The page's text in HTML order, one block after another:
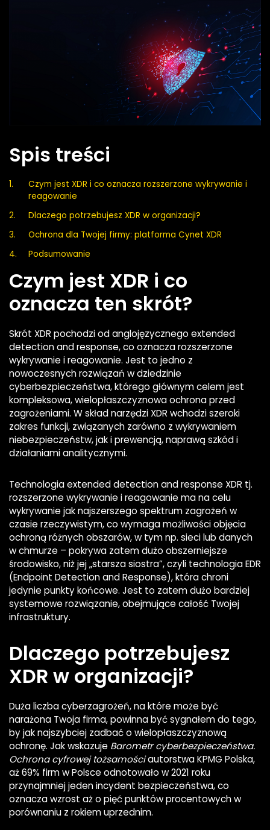
Spis treści
Czym jest XDR i co oznacza rozszerzone wykrywanie i
reagowanie
Dlaczego potrzebujesz XDR w organizacji?
Ochrona dla Twojej firmy: platforma Cynet XDR
Podsumowanie
Czym jest XDR i co
oznacza ten skrót?
Skrót XDR pochodzi od anglojęzycznego extended
detection and response, co oznacza rozszerzone
wykrywanie i reagowanie. Jest to jedno z
nowoczesnych rozwiązań w dziedzinie
cyberbezpieczeństwa, którego głównym celem jest
kompleksowa, wielopłaszczyznowa ochrona przed
zagrożeniami. W skład narzędzi XDR wchodzi szeroki
zakres funkcji, związanych zarówno z wykrywaniem
niebezpieczeństw, jak i prewencją, naprawą szkód i
działaniami analitycznymi.
Technologia extended detection and response XDR tj.
rozszerzone wykrywanie i reagowanie ma na celu
wykrywanie jak najszerszego spektrum zagrożeń w
czasie rzeczywistym, co wymaga możliwości objęcia
ochroną różnych obszarów, w tym np. sieci lub danych
w chmurze – pokrywa zatem dużo obszerniejsze
środowisko, niż jej „starsza siostra”, czyli technologia EDR
(Endpoint Detection and Response), która chroni
jedynie punkty końcowe. Jest to zatem dużo bardziej
systemowe rozwiązanie, obejmujące całość Twojej
infrastruktury.
Dlaczego potrzebujesz
XDR w organizacji?
Duża liczba cyberzagrożeń, na które może być
narażona Twoja firma, powinna być sygnałem do tego,
by jak najszybciej zadbać o wielopłaszczyznową
ochronę. Jak wskazuje Barometr cyberbezpieczeństwa.
Ochrona cyfrowej tożsamościautorstwa KPMG Polska,
aż 69% firm w Polsce odnotowało w 2021 roku
przynajmniej jeden incydent bezpieczeństwa, co
oznacza wzrost aż o pięć punktów procentowych w
porównaniu z rokiem uprzednim.